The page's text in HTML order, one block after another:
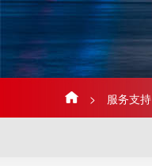
> 服务支持